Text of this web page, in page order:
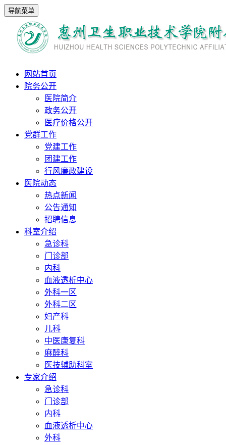
导航菜单
网站首页
院务公开
医院简介
政务公开
医疗价格公开
党群工作
党建工作
团建工作
行风廉政建设
医院动态
热点新闻
公告通知
招聘信息
科室介绍
急诊科
门诊部
内科
血液透析中心
外科一区
外科二区
妇产科
儿科
中医康复科
麻醉科
医技辅助科室
专家介绍
急诊科
门诊部
内科
血液透析中心
外科